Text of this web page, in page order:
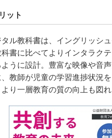
ット
ル教科書は、イングリッシ
書に比べてよりインタラク
うに設計。豊富な映像や音
教師が児童の学習進捗状況
り一層教育の質の向上も図れ